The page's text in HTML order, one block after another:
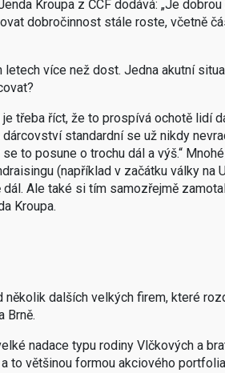
Kroupa z ČCF dodává: „Je
dobročinnost stále roste, včetně
více než dost. Jedna akutní
třeba říct, že to prospívá ochotě lidí
standardní se už nikdy
to posune o trochu dál a výš.“
(například v začátku války na
Ale také si tím samozřejmě
Kroupa.
dalších velkých firem, které
Brně.
nadace typu rodiny Vlčkových a
to většinou formou akciového